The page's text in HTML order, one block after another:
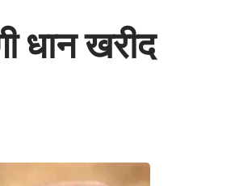
धान खरीद